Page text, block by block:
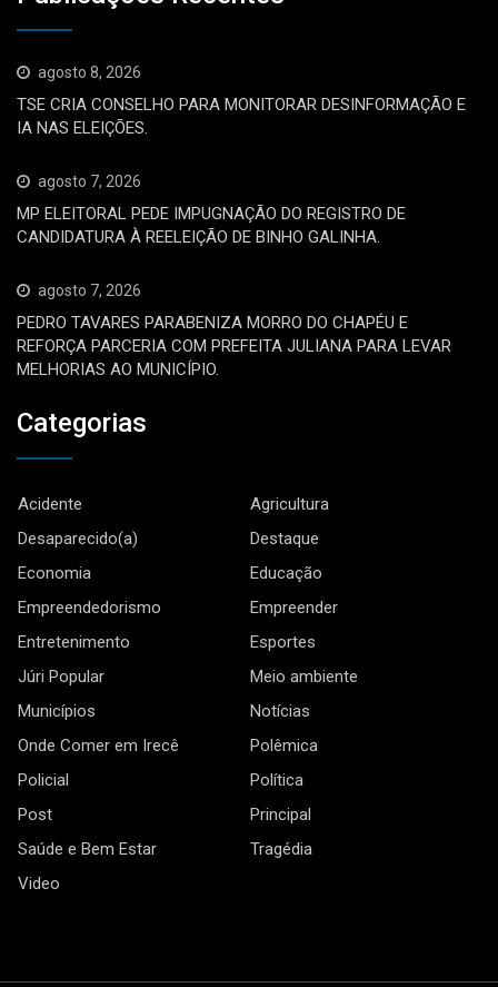
agosto 8, 2026
TSE CRIA CONSELHO PARA MONITORAR DESINFORMAÇÃO E
IA NAS ELEIÇÕES.
agosto 7, 2026
MP ELEITORAL PEDE IMPUGNAÇÃO DO REGISTRO DE
CANDIDATURA À REELEIÇÃO DE BINHO GALINHA.
agosto 7, 2026
PEDRO TAVARES PARABENIZA MORRO DO CHAPÉU E
REFORÇA PARCERIA COM PREFEITA JULIANA PARA LEVAR
MELHORIAS AO MUNICÍPIO.
Categorias
Acidente
Agricultura
Desaparecido(a)
Destaque
Economia
Educação
Empreendedorismo
Empreender
Entretenimento
Esportes
Júri Popular
Meio ambiente
Municípios
Notícias
Onde Comer em Irecê
Polêmica
Policial
Política
Post
Principal
Saúde e Bem Estar
Tragédia
Video